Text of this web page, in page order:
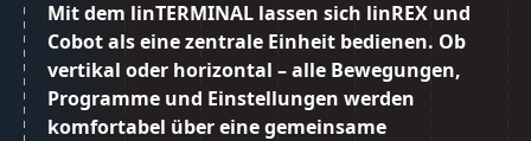
Mit dem linTERMINAL lassen sich linREX und
Cobot als eine zentrale Einheit bedienen. Ob
vertikal oder horizontal – alle Bewegungen,
Programme und Einstellungen werden
komfortabel über eine gemeinsame